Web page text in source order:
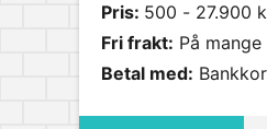
Pris: 500 - 27.900
Fri frakt: På
Betal med: